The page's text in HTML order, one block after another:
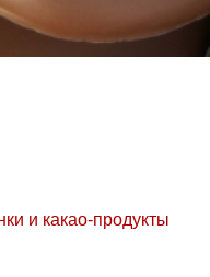
и какао-продукты